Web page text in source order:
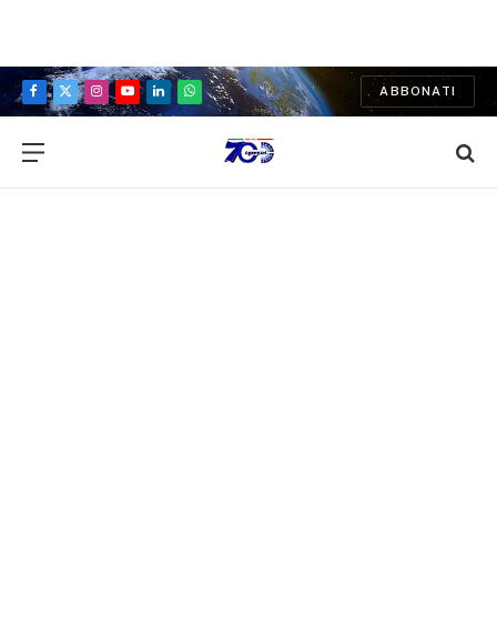
Facebook
X
Instagram
YouTubeLinkedInWhatsApp
ABBONATI